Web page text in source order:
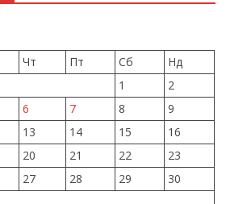
Чт Пт Сб
Нд
1
2
6 7 8
9
13 14 15
16
20 21 22
23
27 28 29
30